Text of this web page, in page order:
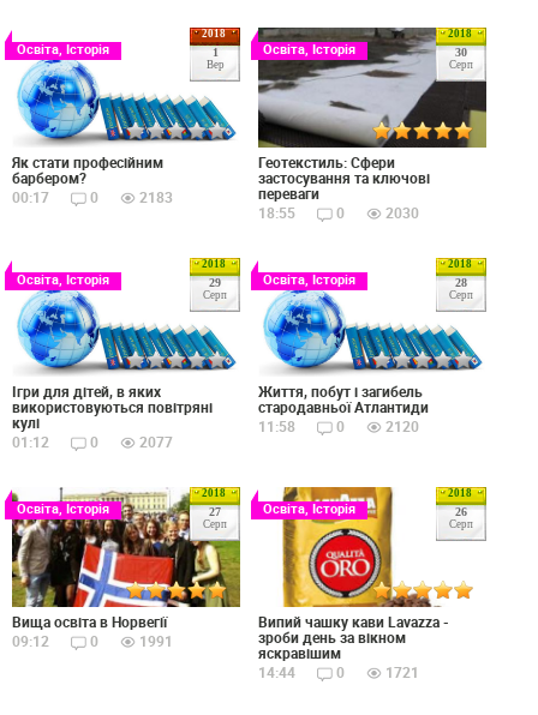
2018
1
Вер
Освіта, Історія
Як стати професійним
барбером?
00:17
0 2183
2018
30
Серп
Освіта, Історія
Геотекстиль: Сфери
застосування та ключові
переваги
18:55
0 2030
2018
29
Серп
Освіта, Історія
Ігри для дітей, в яких
використовуються повітряні
кулі
01:12
0 2077
2018
28
Серп
Освіта, Історія
Життя, побут і загибель
стародавньої Атлантиди
11:58
0 2120
2018
27
Серп
Освіта, Історія
Вища освіта в Норвегії
09:12
0 1991
2018
26
Серп
Освіта, Історія
Випий чашку кави Lavazza -
зроби день за вікном
яскравішим
14:44
0 1721